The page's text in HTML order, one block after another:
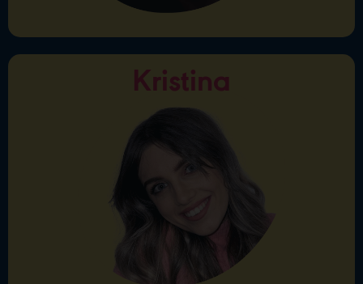
Kristina
Ahoj, jmenuji se Kristina a je mi 23 let. Jsem
komunikativní, veselá, empatická, kreativní a
nezkazím žádnou srandu. Moje oblíbená barva je
růžová, moje oblíbené jídlo jsou boloňské špagety a
moje oblíbené zvíře je kočka. Proto mám doma dvě,
ale nejraději bych jich měla aspoň deset. Angličtina
je můj mateřský jazyk, studovala jsem v USA a nyní
ráda předávám jazykové znalosti studentům všech